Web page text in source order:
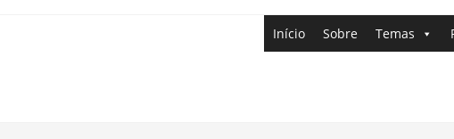
Início Sobre Temas